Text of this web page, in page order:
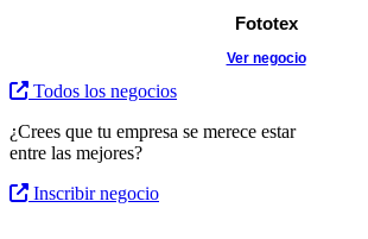
Fototex
Ver negocio
Todos los negocios
¿Crees que tu empresa se merece estar
entre las mejores?
Inscribir negocio